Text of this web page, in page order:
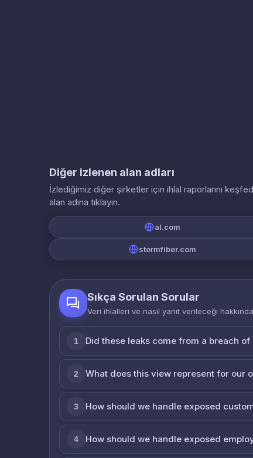
Diğer izlenen alan adları
İzlediğimiz diğer şirketler için ihlal raporlarını
alan adına tıklayın.
al.com
stormfiber.com
Sıkça Sorulan Sorular
Veri ihlalleri ve nasıl yanıt verileceği
1 Did these leaks come from a breach of
2 What does this view represent for our
3 How should we handle exposed
4 How should we handle exposed